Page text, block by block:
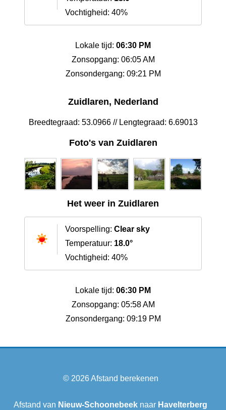
Vochtigheid: 40%
Lokale tijd: 06:30 PM
Zonsopgang: 06:05 AM
Zonsondergang: 09:21 PM
Zuidlaren, Nederland
Breedtegraad: 53.0966 // Lengtegraad: 6.69013
Foto's van Zuidlaren
Het weer in Zuidlaren
Voorspelling: Clear sky
Temperatuur: 18.0°
Vochtigheid: 40%
Lokale tijd: 06:30 PM
Zonsopgang: 05:58 AM
Zonsondergang: 09:19 PM
© 2026Afstand berekenen
Afstand van Nieuw-Schoonebeek naar Havelterberg